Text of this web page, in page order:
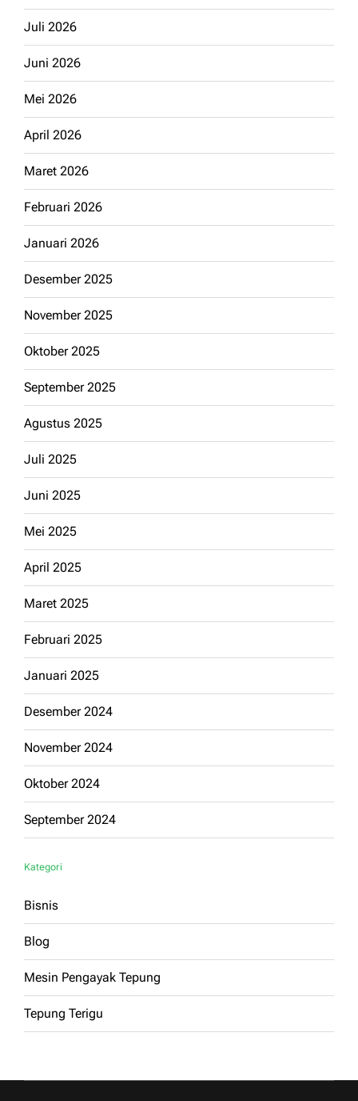
Juli 2026
Juni 2026
Mei 2026
April 2026
Maret 2026
Februari 2026
Januari 2026
Desember 2025
November 2025
Oktober 2025
September 2025
Agustus 2025
Juli 2025
Juni 2025
Mei 2025
April 2025
Maret 2025
Februari 2025
Januari 2025
Desember 2024
November 2024
Oktober 2024
September 2024
Kategori
Bisnis
Blog
Mesin Pengayak Tepung
Tepung Terigu